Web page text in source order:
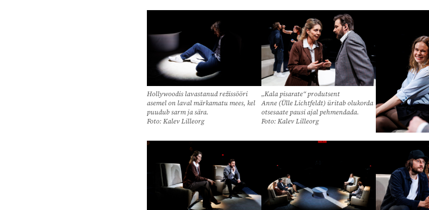
Hollywoodis lavastanud režissööri
asemel on laval märkamatu mees, kel
puudub sarm ja sära.
Foto: Kalev Lilleorg
„Kala pisarate“ produtsent
Anne (Ülle Lichtfeldt) üritab olukorda
otsesaate pausi ajal pehmendada.
Foto: Kalev Lilleorg